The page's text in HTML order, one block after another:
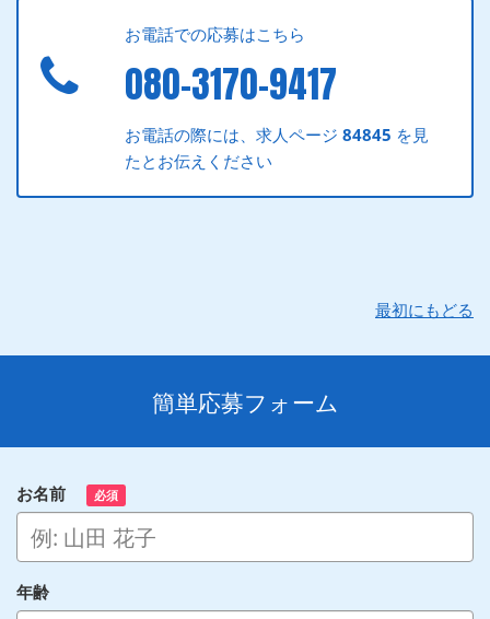
お電話での応募はこちら
080-3170-9417
お電話の際には、求人ページ84845 を見
たとお伝えください
最初にもどる
簡単応募フォーム
お名前 必須
年齢